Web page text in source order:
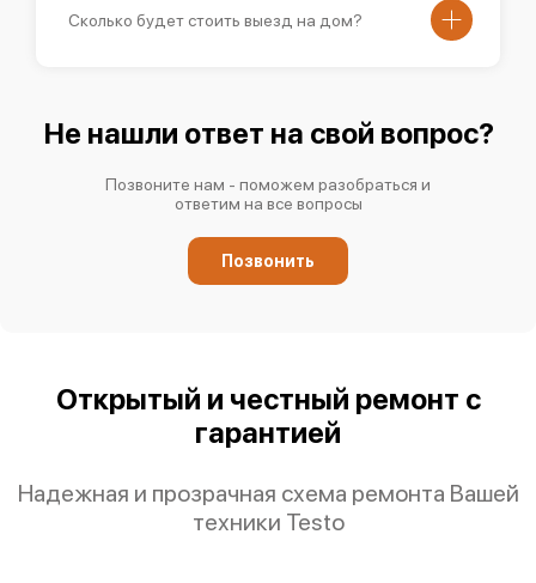
Сколько будет стоить выезд на дом?
Не нашли ответ на свой вопрос?
Позвоните нам - поможем разобраться и
ответим на все вопросы
Позвонить
Открытый и честный ремонт с
гарантией
Надежная и прозрачная схема ремонта Вашей
техники Testo